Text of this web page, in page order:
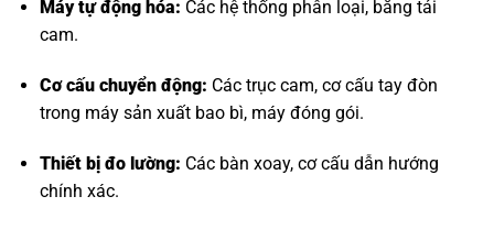
Máy tự động hóa: Các hệ thống phân loại, băng tải
cam.
Cơ cấu chuyển động: Các trục cam, cơ cấu tay đòn
trong máy sản xuất bao bì, máy đóng gói.
Thiết bị đo lường: Các bàn xoay, cơ cấu dẫn hướng
chính xác.